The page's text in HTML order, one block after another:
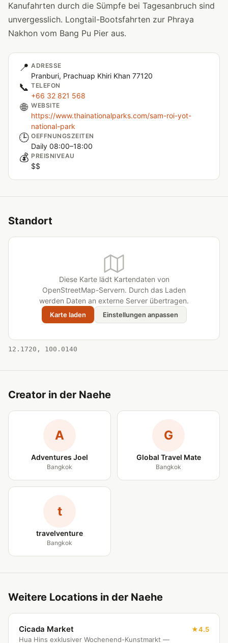
Kanufahrten durch die Sümpfe bei Tagesanbruch sind
unvergesslich. Longtail-Bootsfahrten zur Phraya
Nakhon vom Bang Pu Pier aus.
📍 ADRESSE
Pranburi, Prachuap Khiri Khan 77120
📞 TELEFON
+66 32 821 568
🌐 WEBSITE
https://www.thainationalparks.com/sam-roi-yot-
national-park
🕒 OEFFNUNGSZEITEN
Daily 08:00–18:00
💰 PREISNIVEAU
$$
Standort
Diese Karte lädt Kartendaten von
OpenStreetMap-Servern. Durch das Laden
werden Daten an externe Server übertragen.
Karte laden Einstellungen anpassen
12.1720, 100.0140
Creator in der Naehe
A
Adventures Joel
Bangkok
G
Global Travel Mate
Bangkok
t
travelventure
Bangkok
Weitere Locations in der Naehe
Cicada Market
4.5
Hua Hins exklusiver Wochenend-Kunstmarkt —